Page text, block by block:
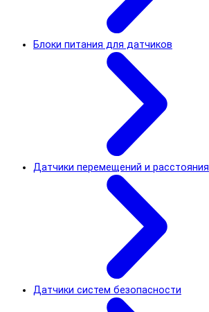
Блоки питания для датчиков
Датчики перемещений и расстояния
Датчики систем безопасности